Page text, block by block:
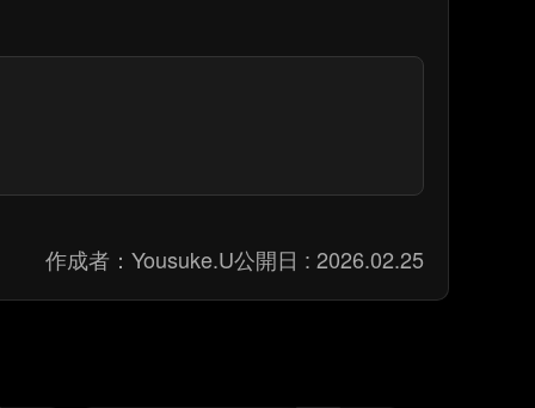
作成者： Yousuke.U公開日 : 2026.02.25